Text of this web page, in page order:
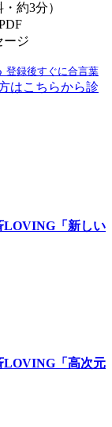
約3分）
ージ
登録後すぐに合言葉
はこちらから診
LOVING「新しい
LOVING「高次元